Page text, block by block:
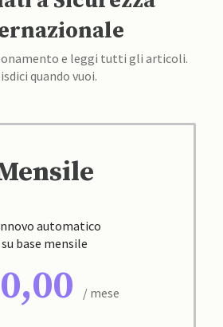
e leggi tutti gli articoli.
quando vuoi.
automatico
su base mensile
/ mese